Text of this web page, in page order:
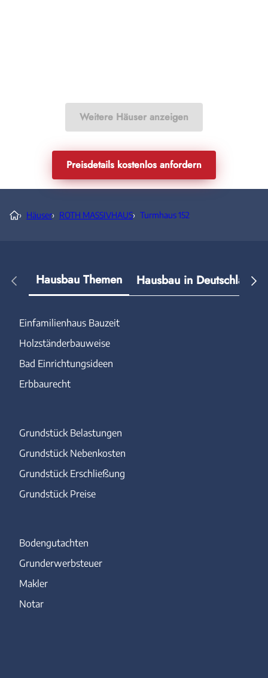
Weitere Häuser anzeigen
Preisdetails kostenlos anfordern
› Häuser› ROTH MASSIVHAUS› Turmhaus 152
Hausbau Themen Hausbau in Deutschland
Einfamilienhaus Bauzeit
Holzständerbauweise
Bad Einrichtungsideen
Erbbaurecht
Grundstück Belastungen
Grundstück Nebenkosten
Grundstück Erschließung
Grundstück Preise
Bodengutachten
Grunderwerbsteuer
Makler
Notar